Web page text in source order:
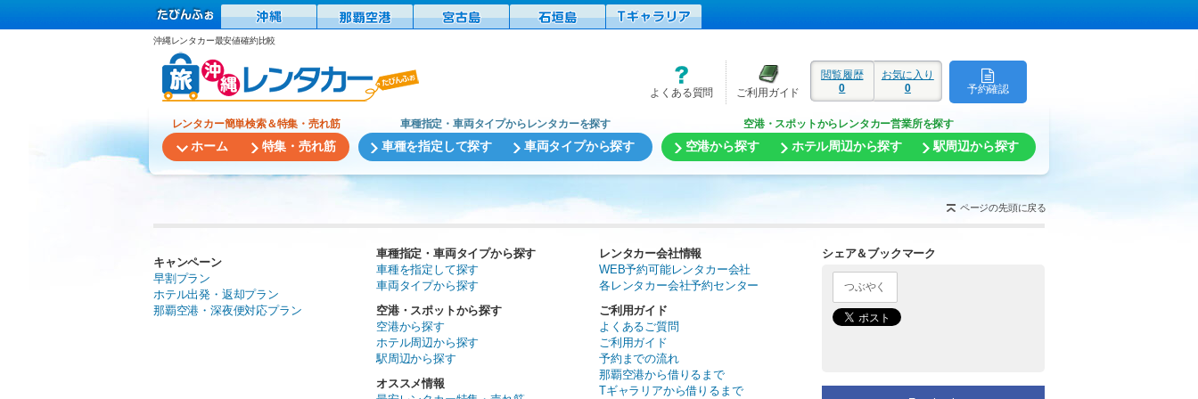
沖縄レンタカー最安値確約比較
予約確認
閲覧履歴
0
お気に入り
0
よくある質問 ご利用ガイド
レンタカー簡単検索＆特集・売れ筋
ホーム 特集・売れ筋
車種指定・車両タイプからレンタカーを探す
車種を指定して探す 車両タイプから探す
空港・スポットからレンタカー営業所を探す
空港から探す ホテル周辺から探す 駅周辺から探す
ページの先頭に戻る
キャンペーン
早割プラン
ホテル出発・返却プラン
那覇空港・深夜便対応プラン
車種指定・車両タイプから探す
車種を指定して探す
車両タイプから探す
空港・スポットから探す
空港から探す
ホテル周辺から探す
駅周辺から探す
オススメ情報
レンタカー会社情報
WEB予約可能レンタカー会社
各レンタカー会社予約センター
ご利用ガイド
よくあるご質問
ご利用ガイド
予約までの流れ
那覇空港から借りるまで
Tギャラリアから借りるまで
シェア＆ブックマーク